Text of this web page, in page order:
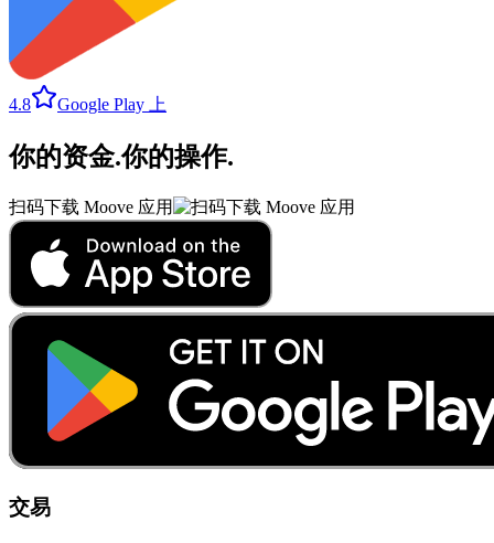
4.8 Google Play 上
你的资金.你的操作.
扫码下载 Moove 应用
交易